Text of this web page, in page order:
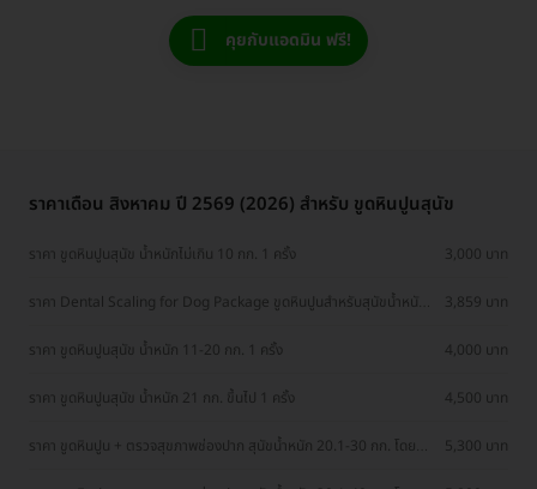
คุยกับแอดมิน ฟรี!
ราคาเดือน สิงหาคม ปี 2569 (2026) สำหรับ ขูดหินปูนสุนัข
ราคา ขูดหินปูนสุนัข น้ำหนักไม่เกิน 10 กก. 1 ครั้ง 3,000 บาท
ราคา Dental Scaling for Dog Package ขูดหินปูนสำหรับสุนัขน้ำหนัก
3,859 บาท
ราคา ขูดหินปูนสุนัข น้ำหนัก 11-20 กก. 1 ครั้ง 4,000 บาท
ราคา ขูดหินปูนสุนัข น้ำหนัก 21 กก. ขึ้นไป 1 ครั้ง 4,500 บาท
ราคา ขูดหินปูน + ตรวจสุขภาพช่องปาก สุนัขน้ำหนัก 20.1-30 กก. โดย
5,300 บาท